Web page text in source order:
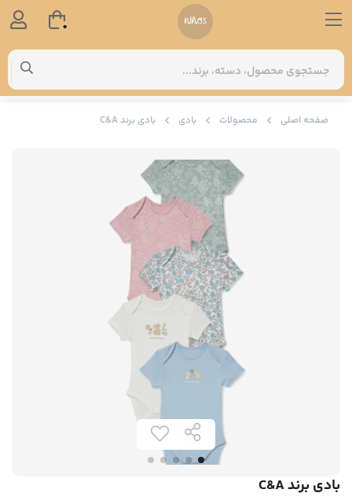
صفحه اصلی محصولات بادی بادی برند C&A
بادی برند C&A
0